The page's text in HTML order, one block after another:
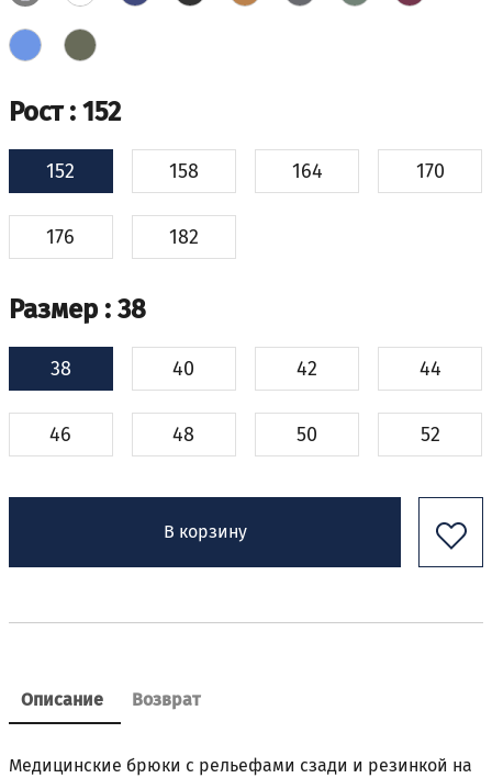
Рост: 152
152 158 164 170
176 182
Размер : 38
38 40 42 44
46 48 50 52
В корзину
Описание Возврат
Медицинские брюки с рельефами сзади и резинкой на